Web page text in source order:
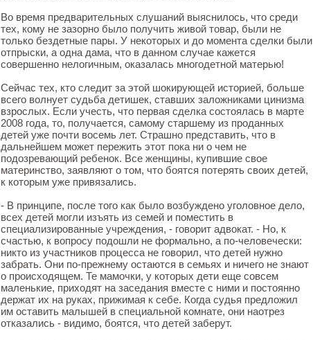
Во время предварительных слушаний выяснилось, что среди
тех, кому не зазорно было получить живой товар, были не
только бездетные пары. У некоторых и до момента сделки были
отпрыски, а одна дама, что в данном случае кажется
совершенно нелогичным, оказалась многодетной матерью!
Сейчас тех, кто следит за этой шокирующей историей, больше
всего волнует судьба детишек, ставших заложниками цинизма
взрослых. Если учесть, что первая сделка состоялась в марте
2008 года, то, получается, самому старшему из проданных
детей уже почти восемь лет. Страшно представить, что в
дальнейшем может пережить этот пока ни о чем не
подозревающий ребенок. Все женщины, купившие свое
материнство, заявляют о том, что боятся потерять своих детей,
к которым уже привязались.
- В принципе, после того как было возбуждено уголовное дело,
всех детей могли изъять из семей и поместить в
специализированные учреждения, - говорит адвокат. - Но, к
счастью, к вопросу подошли не формально, а по-человечески:
никто из участников процесса не говорил, что детей нужно
забрать. Они по-прежнему остаются в семьях и ничего не знают
о происходящем. Те мамочки, у которых дети еще совсем
маленькие, приходят на заседания вместе с ними и постоянно
держат их на руках, прижимая к себе. Когда судья предложил
им оставить малышей в специальной комнате, они наотрез
отказались - видимо, боятся, что детей заберут.